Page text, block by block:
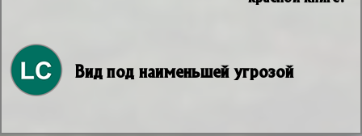
Вид под наименьшей угрозой